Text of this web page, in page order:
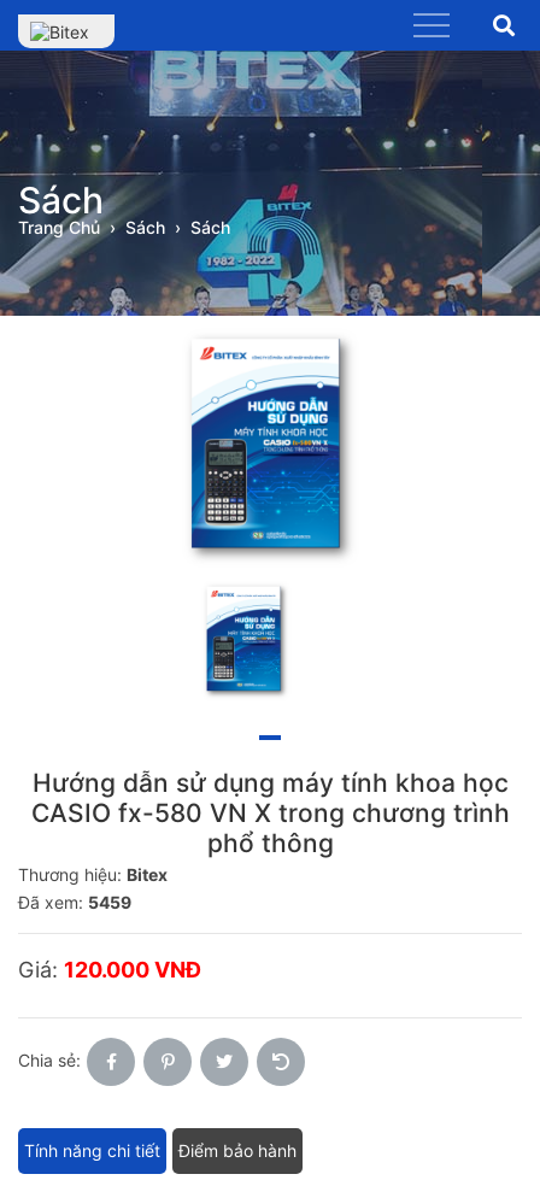
Sách
Trang Chủ Sách Sách
Hướng dẫn sử dụng máy tính khoa học
CASIO fx-580 VN X trong chương trình
phổ thông
Thương hiệu: Bitex
Đã xem: 5459
Giá: 120.000 VNĐ
Chia sẻ:
Tính năng chi tiết Điểm bảo hành